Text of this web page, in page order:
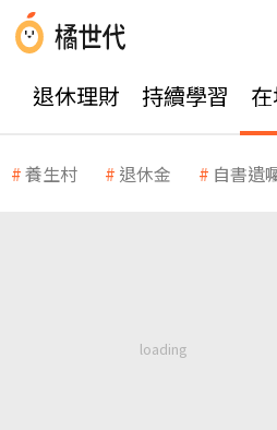
退休理財 持續學習
養生村 退休金 自書遺